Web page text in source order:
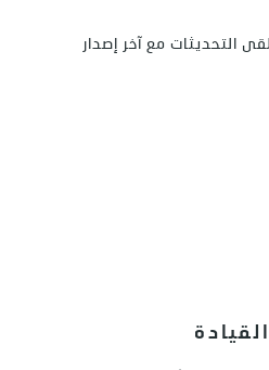
التحديثات مع آخر إصدار